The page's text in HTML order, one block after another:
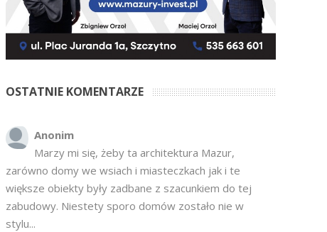
OSTATNIE KOMENTARZE
Anonim
Marzy mi się, żeby ta architektura Mazur,
zarówno domy we wsiach i miasteczkach jak i te
większe obiekty były zadbane z szacunkiem do tej
zabudowy. Niestety sporo domów zostało nie w
stylu...